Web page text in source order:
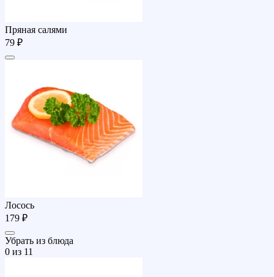
Пряная салями
79 ₽
Лосось
179 ₽
Убрать из блюда
0 из 11